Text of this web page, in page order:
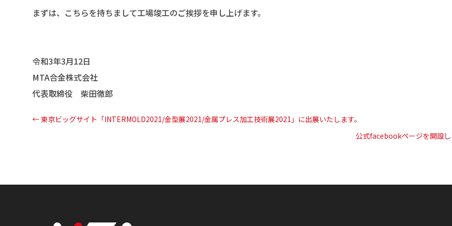
まずは、こちらを持ちまして工場竣工のご挨拶を申し上げます。
令和3年3月12日
MTA合金株式会社
代表取締役 柴田徹郎
←東京ビッグサイト「INTERMOLD2021/金型展2021/金属プレス加工技術展2021」に出展いたします。
公式facebookページを開設し